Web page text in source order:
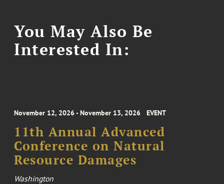
You May Also Be
Interested In:
November 12, 2026 - November 13, 2026 EVENT
11th Annual Advanced
Conference on Natural
Resource Damages
Washington